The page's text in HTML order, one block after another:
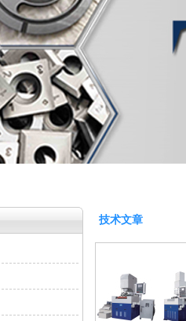
技术文章